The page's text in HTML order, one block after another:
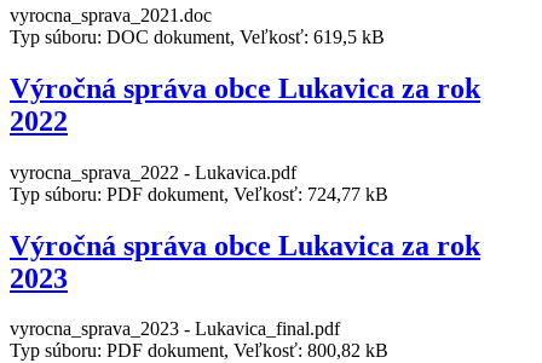
vyrocna_sprava_2021.doc
Typ súboru: DOC dokument, Veľkosť: 619,5 kB
Výročná správa obce Lukavica za rok
2022
vyrocna_sprava_2022 - Lukavica.pdf
Typ súboru: PDF dokument, Veľkosť: 724,77 kB
Výročná správa obce Lukavica za rok
2023
vyrocna_sprava_2023 - Lukavica_final.pdf
Typ súboru: PDF dokument, Veľkosť: 800,82 kB